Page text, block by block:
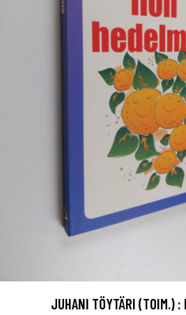
JUHANI TÖYTÄRI (TOIM.) :